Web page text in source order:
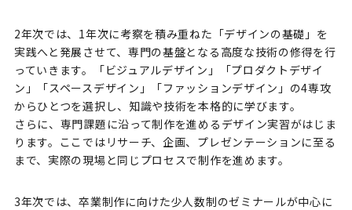
2年次では、1年次に考察を積み重ねた「デザインの基礎」を
実践へと発展させて、専門の基盤となる高度な技術の修得を行
っていきます。「ビジュアルデザイン」「プロダクトデザイ
ン」「スペースデザイン」「ファッションデザイン」の4専攻
からひとつを選択し、知識や技術を本格的に学びます。
さらに、専門課題に沿って制作を進めるデザイン実習がはじま
ります。ここではリサーチ、企画、プレゼンテーションに至る
まで、実際の現場と同じプロセスで制作を進めます。
3年次では、卒業制作に向けた少人数制のゼミナールが中心に